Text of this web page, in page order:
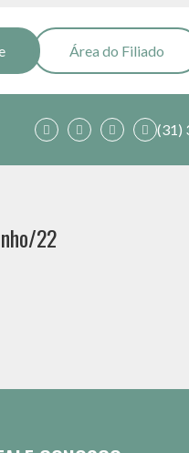
Área do Filiado
(31)
22